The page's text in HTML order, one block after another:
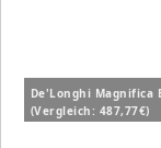
De'Longhi Magnifica
(Vergleich: 487,77€)